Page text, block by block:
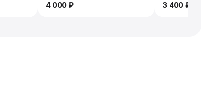
4 000 ₽
3 400 ₽